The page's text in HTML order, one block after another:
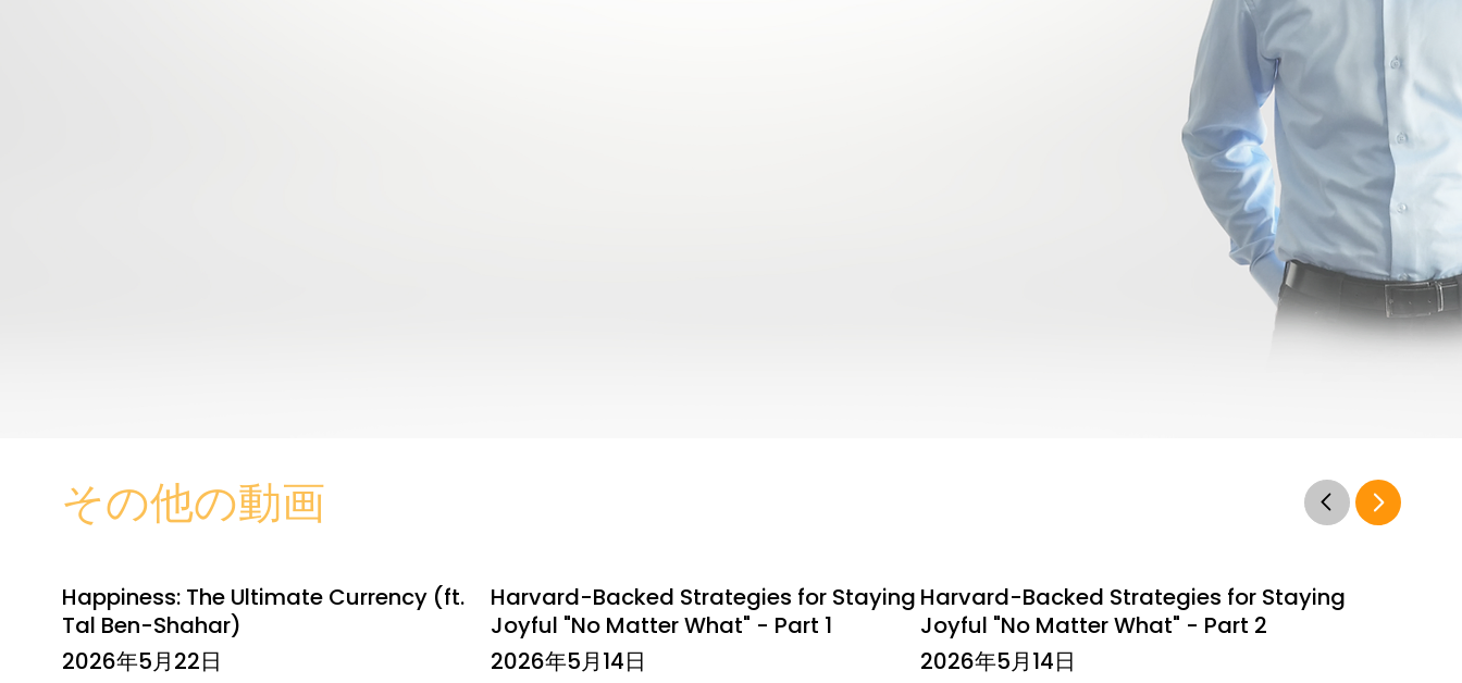
その他の動画
Happiness: The Ultimate Currency (ft.
Tal Ben-Shahar)
2026年5月22日
Harvard-Backed Strategies for Staying
Joyful "No Matter What" - Part 1
2026年5月14日
Harvard-Backed Strategies for Staying
Joyful "No Matter What" - Part 2
2026年5月14日